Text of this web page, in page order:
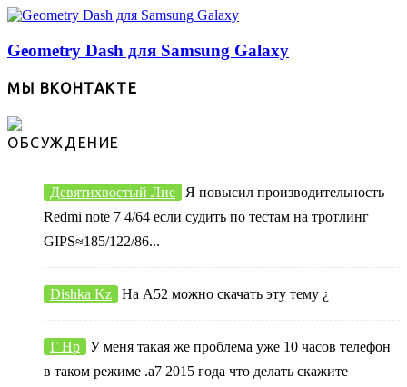
Geometry Dash для Samsung Galaxy
МЫ ВКОНТАКТЕ
ОБСУЖДЕНИЕ
Девятихвостый Лис
Я повысил производительность
Redmi note 7 4/64 если судить по тестам на тротлинг
GIPS≈185/122/86...
Dishka Kz На А52 можно скачать эту тему ¿
Г Нр
У меня такая же проблема уже 10 часов телефон
в таком режиме .а7 2015 года что делать скажите